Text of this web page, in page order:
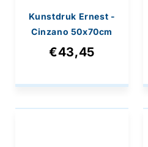
Kunstdruk Ernest -
Cinzano 50x70cm
€43,45